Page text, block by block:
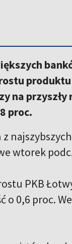
na
proc.
z
wtorek
PKB
o 0,6 proc.